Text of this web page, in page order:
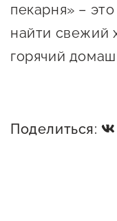
пекарня» –
найти свежий
горячий
Поделиться: